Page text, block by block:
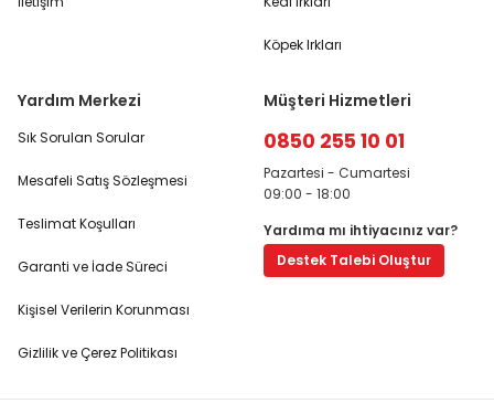
Köpek Irkları
Yardım Merkezi
Sık Sorulan Sorular
Mesafeli Satış Sözleşmesi
Teslimat Koşulları
Garanti ve İade Süreci
Kişisel Verilerin Korunması
Gizlilik ve Çerez Politikası
Müşteri Hizmetleri
0850 255 10 01
Pazartesi - Cumartesi
09:00 - 18:00
Yardıma mı ihtiyacınız var?
Destek Talebi Oluştur